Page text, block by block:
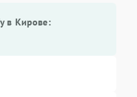
в Кирове: